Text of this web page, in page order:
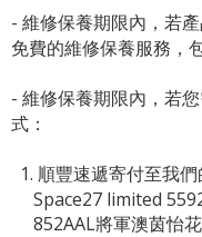
- 維修保養期限內，若
免費的維修保養服務，
- 維修保養期限內，若
式：
1. 順豐速遞寄付至我
Space27 limited
852AAL將軍澳茵怡花